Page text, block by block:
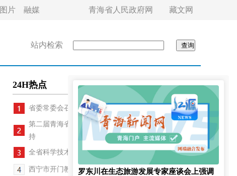
图片 融媒 青海省人民政府网 藏文网
站内检索
24H热点
省委常委会召开会议 吴晓军主持
第二届青海省旅游发展大会召开 吴晓军讲话 罗东川主
持
全省科学技术奖励大会召开 吴晓军出席 罗东川讲话
西宁市开门教育和社会监督工作座谈会召开 王卫东讲...
罗东川在生态旅游发展专家座谈会上强调